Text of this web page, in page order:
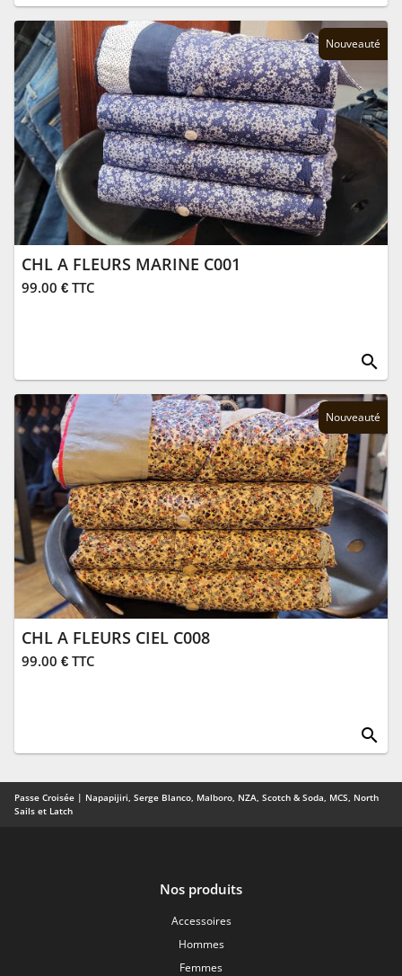
Nouveauté
CHL A FLEURS MARINE C001
99.00 € TTC
search
Nouveauté
CHL A FLEURS CIEL C008
99.00 € TTC
search
Passe Croisée | Napapijiri, Serge Blanco, Malboro, NZA, Scotch & Soda, MCS, North
Sails et Latch
Nos produits
Accessoires
Hommes
Femmes